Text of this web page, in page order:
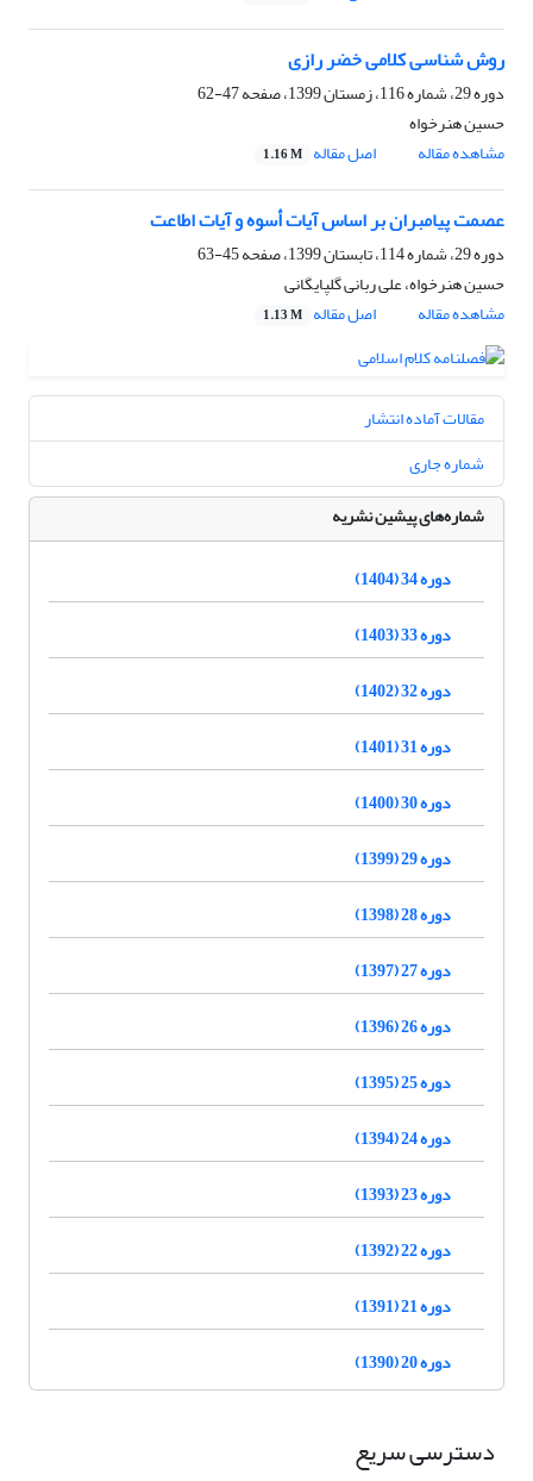
روش شناسی کلامی خضر رازی
دوره 29، شماره 116، زمستان 1399، صفحه
47-62
حسین هنرخواه
مشاهده مقاله
اصل مقاله 1.16 M
عصمت پیامبران بر اساس آیات أسوه و آیات اطاعت
دوره 29، شماره 114، تابستان 1399، صفحه
45-63
حسین هنرخواه، علی ربانی گلپایگانی
مشاهده مقاله
اصل مقاله 1.13 M
مقالات آماده انتشار
شماره جاری
شماره‌های پیشین نشریه
دوره 34 (1404)
دوره 33 (1403)
دوره 32 (1402)
دوره 31 (1401)
دوره 30 (1400)
دوره 29 (1399)
دوره 28 (1398)
دوره 27 (1397)
دوره 26 (1396)
دوره 25 (1395)
دوره 24 (1394)
دوره 23 (1393)
دوره 22 (1392)
دوره 21 (1391)
دوره 20 (1390)
دسترسی سریع